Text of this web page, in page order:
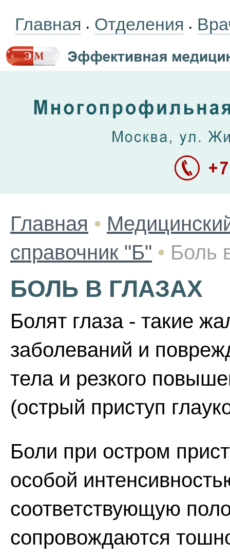
Главная • Отделения •
Главная •
справочник "Б" • Боль
БОЛЬ В ГЛАЗАХ
Болят глаза - такие
заболеваний и
тела и резкого
(острый приступ
Боли при остром
особой
соответствующую
сопровождаются